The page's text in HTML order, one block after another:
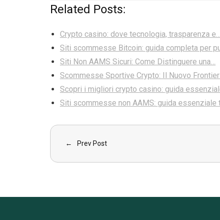
Related Posts:
Crypto casino: dove tecnologia, trasparenza e…
Siti scommesse Bitcoin: guida completa per
Siti Non AAMS Sicuri: Come Distinguere una…
Scommesse Sportive Crypto: Il Nuovo Frontier
Scopri i migliori crypto casino: guida
Siti scommesse non AAMS: guida essenziale
Prev Post